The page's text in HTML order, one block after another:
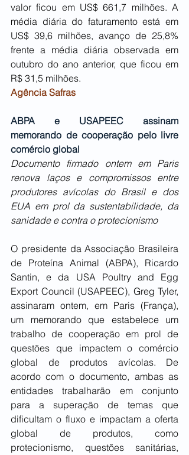
valor ficou em US$ 661,7 milhões. A
média diária do faturamento está em
US$ 39,6 milhões, avanço de 25,8%
frente a média diária observada em
outubro do ano anterior, que ficou em
R$ 31,5 milhões.
Agência Safras
ABPA e USAPEEC assinam
memorando de cooperação pelo livre
comércio global
Documento firmado ontem em Paris
renova laços e compromissos entre
produtores avícolas do Brasil e dos
EUA em prol da sustentabilidade, da
sanidade e contra o protecionismo
O presidente da Associação Brasileira
de Proteína Animal (ABPA), Ricardo
Santin, e da USA Poultry and Egg
Export Council (USAPEEC), Greg Tyler,
assinaram ontem, em Paris (França),
um memorando que estabelece um
trabalho de cooperação em prol de
questões que impactem o comércio
global de produtos avícolas. De
acordo com o documento, ambas as
entidades trabalharão em conjunto
para a superação de temas que
dificultam o fluxo e impactam a oferta
global de produtos, como
protecionismo, questões sanitárias,